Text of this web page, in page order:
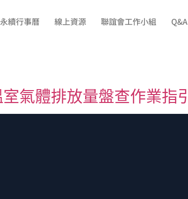
永續行事曆 線上資源 聯誼會工作小組 Q&A
氣體排放量盤查作業指引